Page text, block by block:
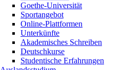
Goethe-Universität
Sportangebot
Online-Plattformen
Unterkünfte
Akademisches Schreiben
Deutschkurse
Studentische Erfahrungen